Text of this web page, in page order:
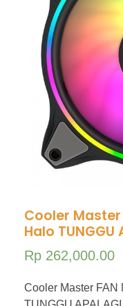
PriceList
Elektronik
Kesehatan
Handphone &
Komputer &
Office &
Voice
Work Services
Hubungi Kami
Cooler Master
Halo TUNGGU
Rp 262,000.00
Cooler Master FAN